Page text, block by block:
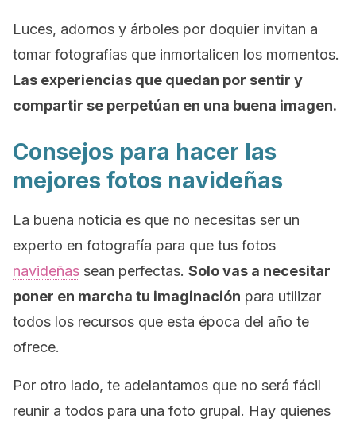
Luces, adornos y árboles por doquier invitan a
tomar fotografías que inmortalicen los momentos.
Las experiencias que quedan por sentir y
compartir se perpetúan en una buena imagen.
Consejos para hacer las
mejores fotos navideñas
La buena noticia es que no necesitas ser un
experto en fotografía para que tus fotos
navideñas sean perfectas. Solo vas a necesitar
poner en marcha tu imaginación para utilizar
todos los recursos que esta época del año te
ofrece.
Por otro lado, te adelantamos que no será fácil
reunir a todos para una foto grupal. Hay quienes